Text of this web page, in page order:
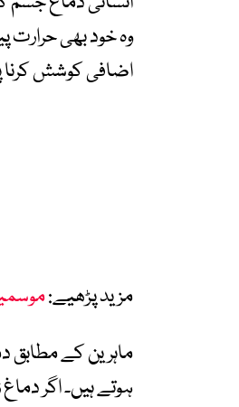
وہ خود بھی
اضافی کوشش کرنا
مزید پڑھیے:
ماہرین کے مطابق
ہوتے ہیں۔ اگر